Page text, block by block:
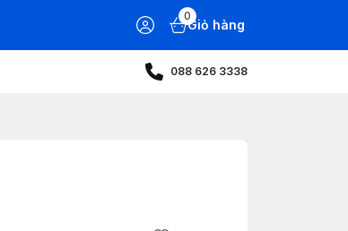
0
Giỏ hàng
088 626 3338